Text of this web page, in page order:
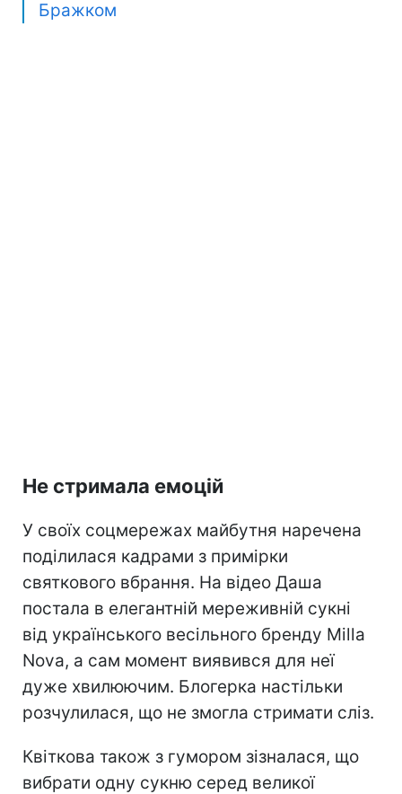
Бражком
Не стримала емоцій
У своїх соцмережах майбутня наречена
поділилася кадрами з примірки
святкового вбрання. На відео Даша
постала в елегантній мереживній сукні
від українського весільного бренду Milla
Nova, а сам момент виявився для неї
дуже хвилюючим. Блогерка настільки
розчулилася, що не змогла стримати сліз.
Квіткова також з гумором зізналася, що
вибрати одну сукню серед великої